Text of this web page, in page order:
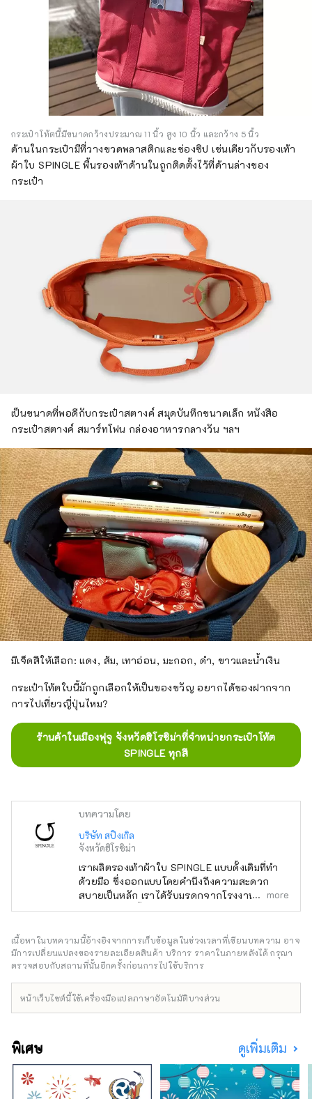
กระเป๋าโท้ตนี้มีขนาดกว้างประมาณ 11 นิ้ว สูง 10 นิ้ว และกว้าง 5 นิ้ว
ด้านในกระเป๋ามีที่วางขวดพลาสติกและช่องซิป เช่นเดียวกับรองเท้า
ผ้าใบ SPINGLE พื้นรองเท้าด้านในถูกติดตั้งไว้ที่ด้านล่างของ
กระเป๋า
เป็นขนาดที่พอดีกับกระเป๋าสตางค์ สมุดบันทึกขนาดเล็ก หนังสือ
กระเป๋าสตางค์ สมาร์ทโฟน กล่องอาหารกลางวัน ฯลฯ
มีเจ็ดสีให้เลือก: แดง, ส้ม, เทาอ่อน, มะกอก, ดำ, ขาวและน้ำเงิน
กระเป๋าโท้ตใบนี้มักถูกเลือกให้เป็นของขวัญ อยากได้ของฝากจาก
การไปเที่ยวญี่ปุ่นไหม?
ร้านค้าในเมืองฟุจู จังหวัดฮิโรชิม่าที่จำหน่ายกระเป๋าโท้ต
SPINGLE ทุกสี
บทความโดย
บริษัท สปิงเกิล
จังหวัดฮิโรชิม่า
เราผลิตรองเท้าผ้าใบ SPINGLE แบบดั้งเดิมที่ทำ
ด้วยมือ ซึ่งออกแบบโดยคำนึงถึงความสะดวก
สบายเป็นหลัก เราได้รับมรดกจากโรงงานที่เปิด
ดำเนินการมาตั้งแต่ก่อนสงคราม และยังคงใช้วิธี
ค้าที่จัดการโดยตรง: กินซ่า Harajuku, Kichijoji,
ฟุคุยามะ
more
เนื้อหาในบทความนี้อ้างอิงจากการเก็บข้อมูลในช่วงเวลาที่เขียนบทความ อาจ
มีการเปลี่ยนแปลงของรายละเอียดสินค้า บริการ ราคาในภายหลังได้ กรุณา
ตรวจสอบกับสถานที่นั้นอีกครั้งก่อนการไปใช้บริการ
หน้าเว็บไซต์นี้ใช้เครื่องมือแปลภาษาอัตโนมัติบางส่วน
พิเศษ ดูเพิ่มเติม